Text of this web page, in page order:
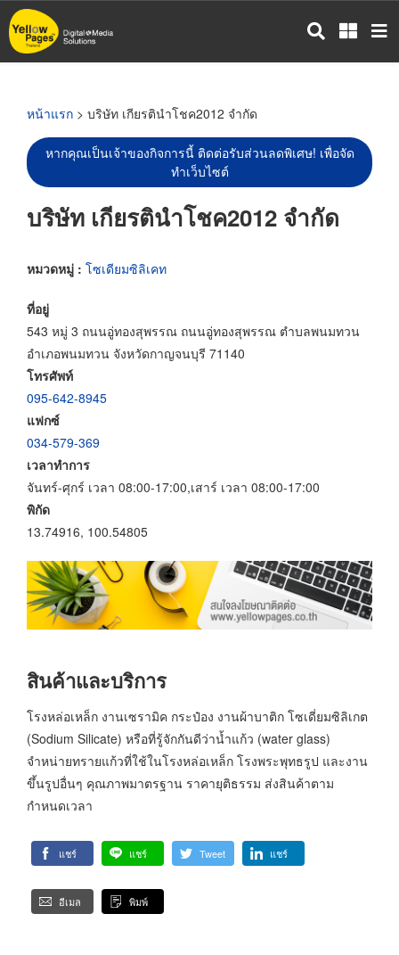
ข้าม
ไป
หน้าแรก > บริษัท เกียรตินำโชค2012 จำกัด
หากคุณเป็นเจ้าของกิจการนี้ ติดต่อรับส่วนลดพิเศษ! เพื่อจัด
ทำเว็บไซต์
บริษัท เกียรตินำโชค2012 จำกัด
หมวดหมู่ : โซเดียมซิลิเคท
ที่อยู่
543 หมู่ 3 ถนนอู่ทองสุพรรณ ถนนอู่ทองสุพรรณ ตำบลพนมทวน
อำเภอพนมทวน จังหวัดกาญจนบุรี 71140
โทรศัพท์
095-642-8945
แฟกซ์
034-579-369
เวลาทำการ
จันทร์-ศุกร์ เวลา 08:00-17:00,เสาร์ เวลา 08:00-17:00
พิกัด
13.74916, 100.54805
สินค้าและบริการ
โรงหล่อเหล็ก งานเซรามิค กระป๋อง งานผ้าบาติก โซเดี่ยมซิลิเกต
(Sodium Silicate) หรือที่รู้จักกันดีว่าน้ำแก้ว (water glass)
จำหน่ายทรายแก้วที่ใช้ในโรงหล่อเหล็ก โรงพระพุทธรูป และงาน
ขึ้นรูปอื่นๆ คุณภาพมาตรฐาน ราคายุติธรรม ส่งสินค้าตาม
กำหนดเวลา
แชร์ แชร์ Tweet แชร์
อีเมล พิมพ์